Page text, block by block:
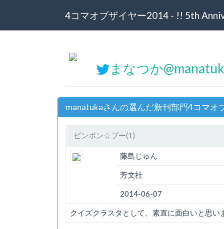
4コマオブザイヤー2014 - !! 5th
まなつか
manatukaさんの選んだ新刊部門4コマオ
ピンポン☆ブー(1)
藤島じゅん
芳文社
2014-06-07
クイズクラスタとして、素直に面白いと思